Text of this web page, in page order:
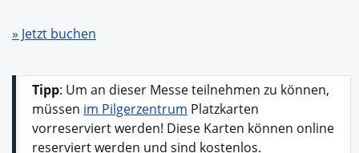
» Jetzt buchen
Tipp: Um an dieser Messe teilnehmen zu können,
müssen im Pilgerzentrum Platzkarten
vorreserviert werden! Diese Karten können online
reserviert werden und sind kostenlos.